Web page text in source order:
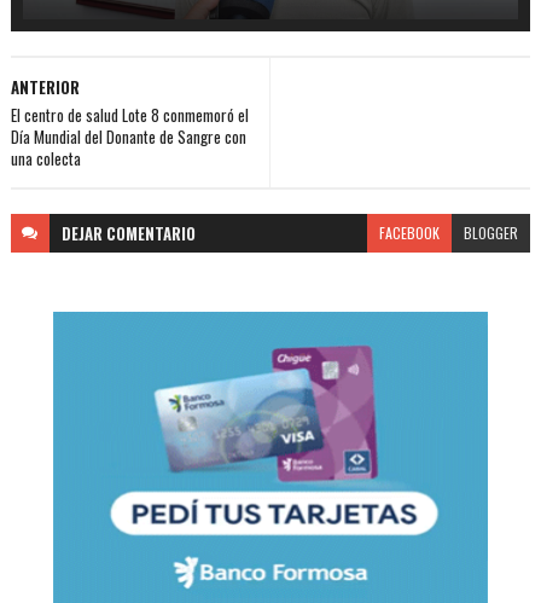
ANTERIOR
El centro de salud Lote 8 conmemoró el
Día Mundial del Donante de Sangre con
una colecta
DEJAR COMENTARIO FACEBOOK BLOGGER